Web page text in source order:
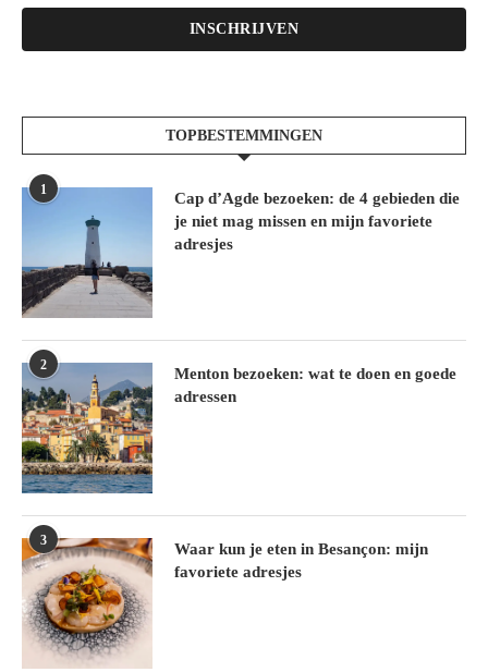
INSCHRIJVEN
TOPBESTEMMINGEN
1
Cap d’Agde bezoeken: de 4 gebieden die
je niet mag missen en mijn favoriete
adresjes
2
Menton bezoeken: wat te doen en goede
adressen
3
Waar kun je eten in Besançon: mijn
favoriete adresjes